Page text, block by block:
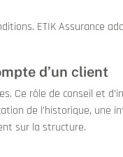
ETIK Assurance
d’un client
Ce rôle de conseil et
de l’historique,
sur la structure.